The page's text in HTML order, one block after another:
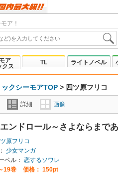
ア！
ア
クス
TL ライトノベル
クシーモアTOP > 四ツ原フリコ
詳細 画像
ンドロール～さよならまで
原フリコ
少女マンガ
ベル： 恋するソワレ
19巻
価格： 150pt